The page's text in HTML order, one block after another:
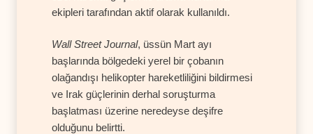
ekipleri tarafından aktif olarak kullanıldı.
Wall Street Journal, üssün Mart ayı
başlarında bölgedeki yerel bir çobanın
olağandışı helikopter hareketliliğini bildirmesi
ve Irak güçlerinin derhal soruşturma
başlatması üzerine neredeyse deşifre
olduğunu belirtti.